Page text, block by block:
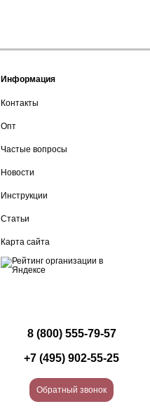
Информация
Контакты
Опт
Частые вопросы
Новости
Инструкции
Статьи
Карта сайта
8 (800) 555-79-57
+7 (495) 902-55-25
Обратный звонок